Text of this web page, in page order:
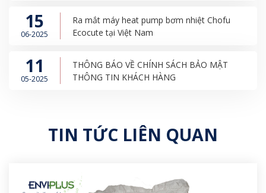
15
06-2025
Ra mắt máy heat pump bơm nhiệt Chofu
Ecocute tại Việt Nam
11
05-2025
THÔNG BÁO VỀ CHÍNH SÁCH BẢO MẬT
THÔNG TIN KHÁCH HÀNG
TIN TỨC LIÊN QUAN